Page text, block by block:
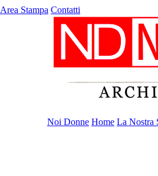
Area Stampa Contatti
Noi Donne Home La Nostra